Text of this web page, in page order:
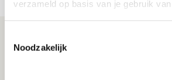
verzameld op basis van je gebruik
Noodzakelijk
Ajax zet Shelbourne
reist met vertrouwen